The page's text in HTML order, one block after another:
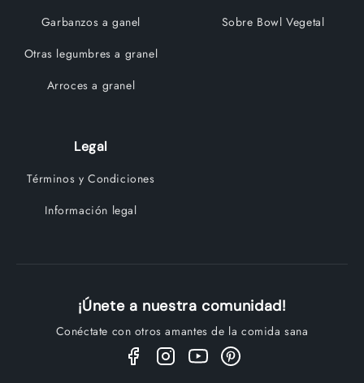
Garbanzos a ganel
Otras legumbres a granel
Arroces a granel
Sobre Bowl Vegetal
Legal
Términos y Condiciones
Información legal
¡Únete a nuestra comunidad!
Conéctate con otros amantes de la comida sana